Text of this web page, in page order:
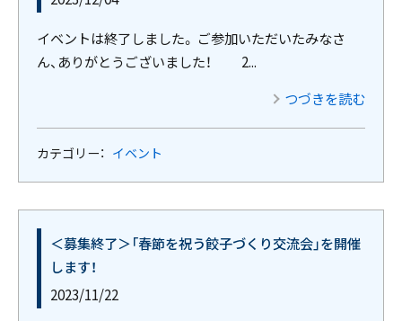
イベントは終了しました。 ご参加いただいたみなさ
ん、ありがとうございました！ 2...
つづきを読む
カテゴリー： イベント
＜募集終了＞「春節を祝う餃子づくり交流会」を開催
します！
2023/11/22